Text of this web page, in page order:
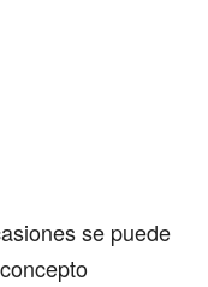
se puede